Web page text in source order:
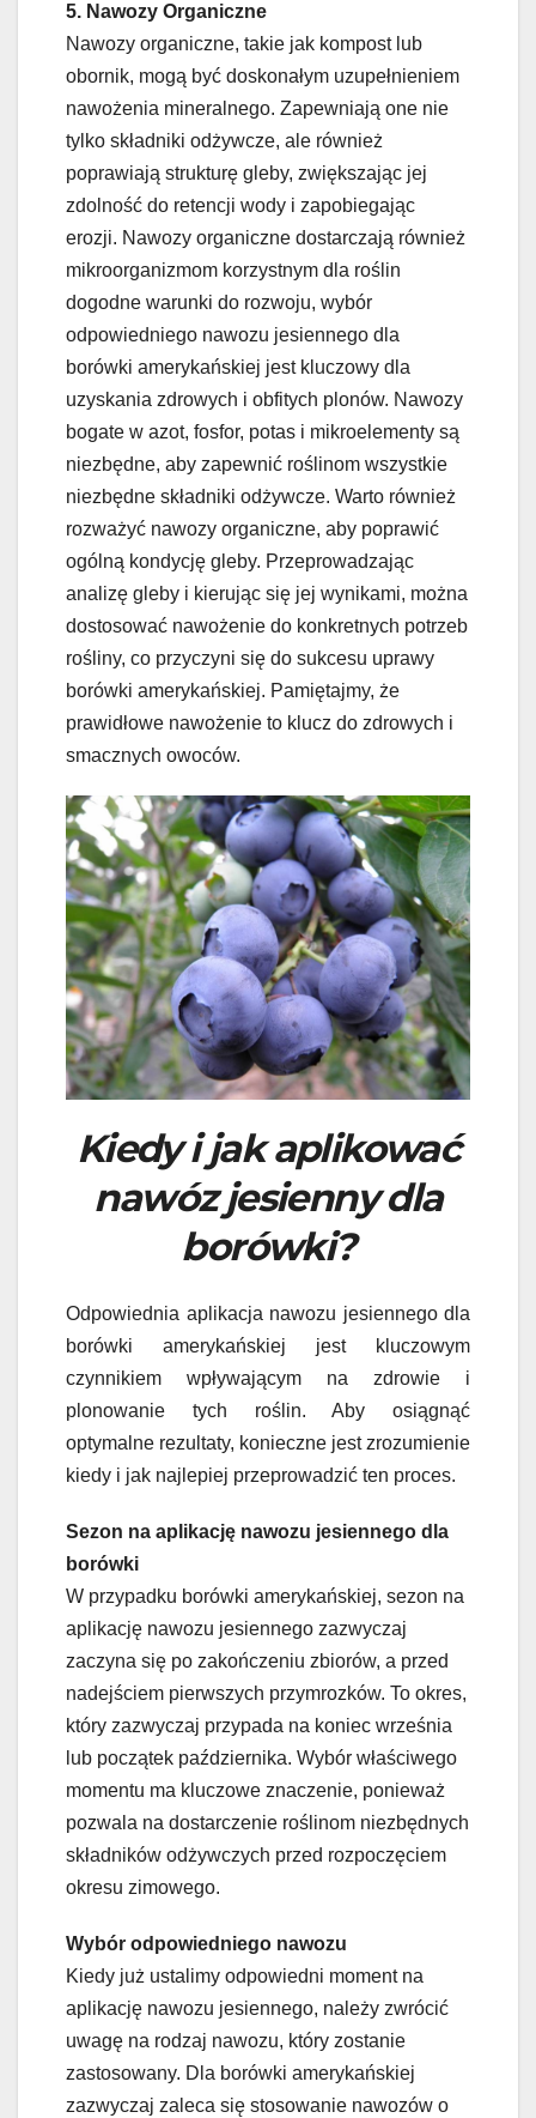
5. Nawozy Organiczne
Nawozy organiczne, takie jak kompost lub
obornik, mogą być doskonałym uzupełnieniem
nawożenia mineralnego. Zapewniają one nie
tylko składniki odżywcze, ale również
poprawiają strukturę gleby, zwiększając jej
zdolność do retencji wody i zapobiegając
erozji. Nawozy organiczne dostarczają również
mikroorganizmom korzystnym dla roślin
dogodne warunki do rozwoju, wybór
odpowiedniego nawozu jesiennego dla
borówki amerykańskiej jest kluczowy dla
uzyskania zdrowych i obfitych plonów. Nawozy
bogate w azot, fosfor, potas i mikroelementy są
niezbędne, aby zapewnić roślinom wszystkie
niezbędne składniki odżywcze. Warto również
rozważyć nawozy organiczne, aby poprawić
ogólną kondycję gleby. Przeprowadzając
analizę gleby i kierując się jej wynikami, można
dostosować nawożenie do konkretnych potrzeb
rośliny, co przyczyni się do sukcesu uprawy
borówki amerykańskiej. Pamiętajmy, że
prawidłowe nawożenie to klucz do zdrowych i
smacznych owoców.
Kiedy i jak aplikować
nawóz jesienny dla
borówki?
Odpowiednia aplikacja nawozu jesiennego dla
borówki amerykańskiej jest kluczowym
czynnikiem wpływającym na zdrowie i
plonowanie tych roślin. Aby osiągnąć
optymalne rezultaty, konieczne jest zrozumienie
kiedy i jak najlepiej przeprowadzić ten proces.
Sezon na aplikację nawozu jesiennego dla
borówki
W przypadku borówki amerykańskiej, sezon na
aplikację nawozu jesiennego zazwyczaj
zaczyna się po zakończeniu zbiorów, a przed
nadejściem pierwszych przymrozków. To okres,
który zazwyczaj przypada na koniec września
lub początek października. Wybór właściwego
momentu ma kluczowe znaczenie, ponieważ
pozwala na dostarczenie roślinom niezbędnych
składników odżywczych przed rozpoczęciem
okresu zimowego.
Wybór odpowiedniego nawozu
Kiedy już ustalimy odpowiedni moment na
aplikację nawozu jesiennego, należy zwrócić
uwagę na rodzaj nawozu, który zostanie
zastosowany. Dla borówki amerykańskiej
zazwyczaj zaleca się stosowanie nawozów o